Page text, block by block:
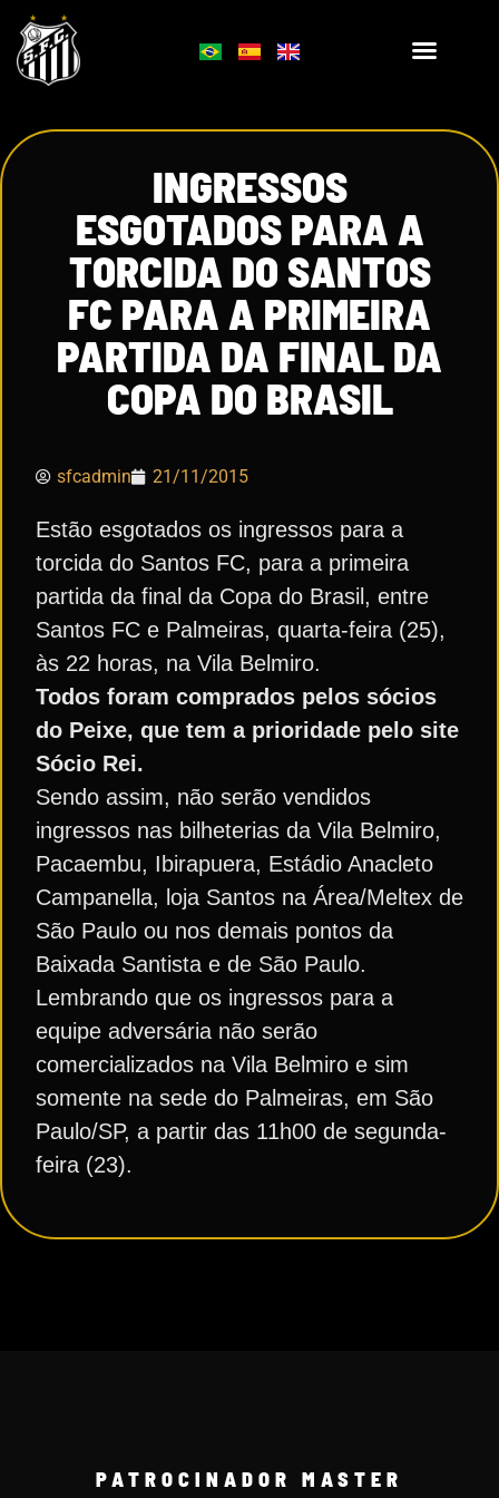
INGRESSOS
ESGOTADOS PARA A
TORCIDA DO SANTOS
FC PARA A PRIMEIRA
PARTIDA DA FINAL DA
COPA DO BRASIL
sfcadmin 21/11/2015
Estão esgotados os ingressos para a
torcida do Santos FC, para a primeira
partida da final da Copa do Brasil, entre
Santos FC e Palmeiras, quarta-feira (25),
às 22 horas, na Vila Belmiro.
Todos foram comprados pelos sócios
do Peixe, que tem a prioridade pelo site
Sócio Rei.
Sendo assim, não serão vendidos
ingressos nas bilheterias da Vila Belmiro,
Pacaembu, Ibirapuera, Estádio Anacleto
Campanella, loja Santos na Área/Meltex de
São Paulo ou nos demais pontos da
Baixada Santista e de São Paulo.
Lembrando que os ingressos para a
equipe adversária não serão
comercializados na Vila Belmiro e sim
somente na sede do Palmeiras, em São
Paulo/SP, a partir das 11h00 de segunda-
feira (23).
PATROCINADOR MASTER